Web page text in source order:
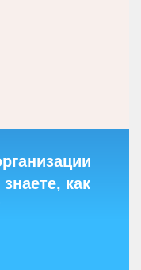
как